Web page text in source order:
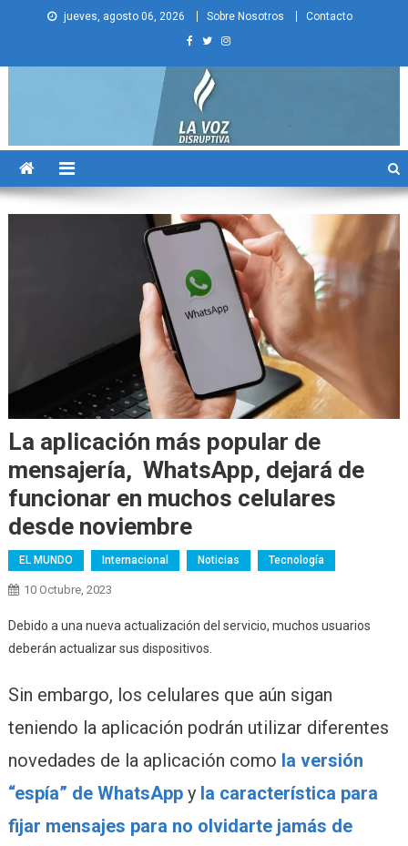
jueves, agosto 06, 2026 Sobre Nosotros Contacto
La Voz Disruptiva
La aplicación más popular de
mensajería, WhatsApp, dejará de
funcionar en muchos celulares
desde noviembre
EL MUNDO Internacional Noticias Tecnología
10 Octubre, 2023
Debido a una nueva actualización del servicio, muchos usuarios
deberán actualizar sus dispositivos.
Sin embargo, los celulares que aún sigan
teniendo la aplicación podrán utilizar diferentes
novedades de la aplicación como la versión
“espía” de WhatsAppy la característica para
fijar mensajes para no olvidarte jamás de